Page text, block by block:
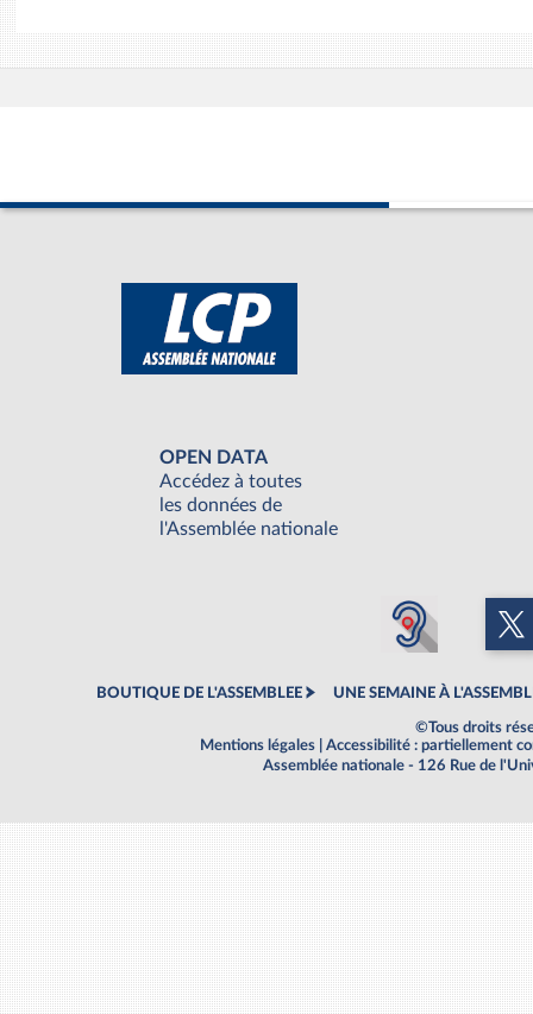
OPEN DATA
Accédez à toutes
les données de
l'Assemblée nationale
BOUTIQUE DE L'ASSEMBLEE UNE SEMAINE À
©Tous droits
Mentions légales
Accessibilité : partiellement
Assemblée nationale - 126 Rue de